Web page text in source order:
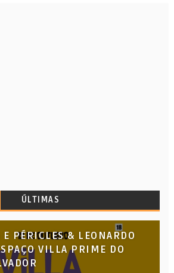
ÚLTIMAS
PÉRICLES & LEONARDO
VILLA PRIME DO